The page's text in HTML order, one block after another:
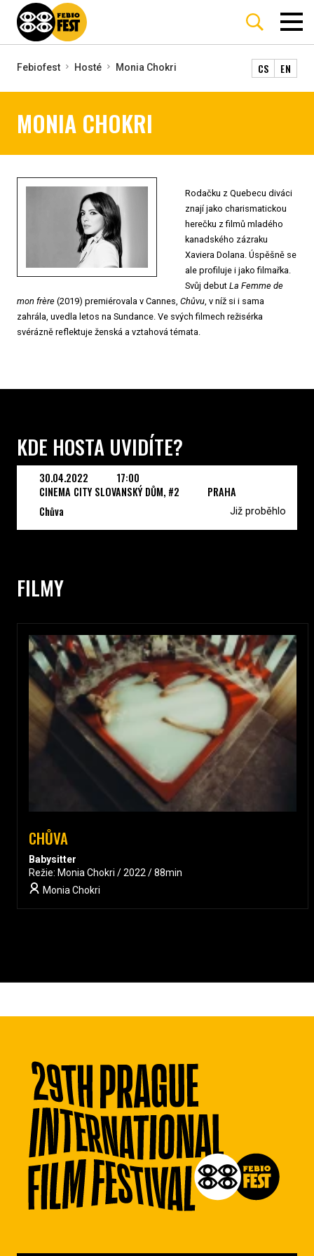
Febiofest Hosté Monia Chokri CS EN
MONIA CHOKRI
Rodačku z Quebecu diváci
znají jako charismatickou
herečku z filmů mladého
kanadského zázraku
Xaviera Dolana. Úspěšně se
ale profiluje i jako filmařka.
Svůj debut La Femme de
mon frère (2019) premiérovala v Cannes, Chůvu , v níž si i sama
zahrála, uvedla letos na Sundance. Ve svých filmech režisérka
svérázně reflektuje ženská a vztahová témata.
KDE HOSTA UVIDÍTE?
30.04.2022
17:00
CINEMA CITY SLOVANSKÝ DŮM, #2
PRAHA
Chůva
Již proběhlo
FILMY
CHŮVA
Babysitter
Režie: Monia Chokri / 2022 / 88min
Monia Chokri